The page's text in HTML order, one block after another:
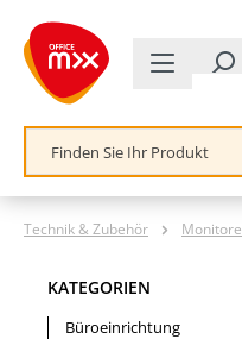
springen
Technik & Zubehör Monitore
KATEGORIEN
Büroeinrichtung